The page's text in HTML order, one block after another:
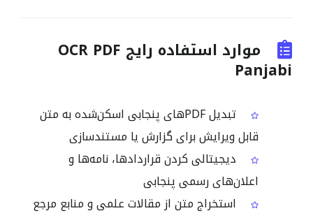
موارد استفاده رایج OCR PDF
Panjabi
تبدیل PDFهای پنجابی اسکن‌شده به متن
قابل ویرایش برای گزارش یا مستندسازی
دیجیتالی کردن قراردادها، نامه‌ها و
اعلان‌های رسمی پنجابی
استخراج متن از مقالات علمی و منابع مرجع